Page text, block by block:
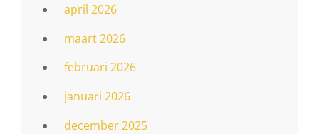
april 2026
maart 2026
februari 2026
januari 2026
december 2025